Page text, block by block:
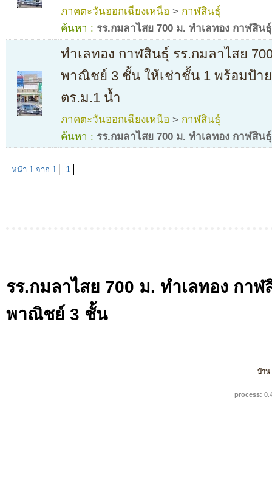
ภาคตะวันออกเฉียงเหนือ > กาฬสินธุ์
ค้นหา : รร.กมลาไสย 700 ม. ทำเลทอง กาฬสิ
ทำเลทอง กาฬสินธุ์ รร.กมลาไสย
พาณิชย์ 3 ชั้น ให้เช่าชั้น 1 พร้อมป้า
ตร.ม.1 น้ำ
ภาคตะวันออกเฉียงเหนือ > กาฬสินธุ์
ค้นหา : รร.กมลาไสย 700 ม. ทำเลทอง กาฬสิ
หน้า 1 จาก 1 1
รร.กมลาไสย 700 ม. ทำเลทอง กาฬ
พาณิชย์ 3 ชั้น
บ้าน
process: